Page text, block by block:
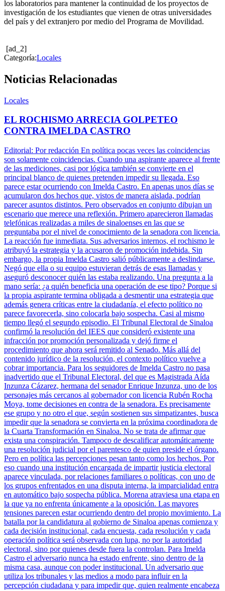
los laboratorios para mantener la continuidad de los proyectos de
investigación de los estudiantes que vienen de otras universidades
del país y del extranjero por medio del Programa de Movilidad.
[ad_2]
Categoría:Locales
Noticias Relacionadas
Locales
EL ROCHISMO ARRECIA GOLPETEO
CONTRA IMELDA CASTRO
Editorial: Por redacción En política pocas veces las coincidencias
son solamente coincidencias. Cuando una aspirante aparece al frente
de las mediciones, casi por lógica también se convierte en el
principal blanco de quienes pretenden impedir su llegada. Eso
parece estar ocurriendo con Imelda Castro. En apenas unos días se
acumularon dos hechos que, vistos de manera aislada, podrían
parecer asuntos distintos. Pero observados en conjunto dibujan un
escenario que merece una reflexión. Primero aparecieron llamadas
telefónicas realizadas a miles de sinaloenses en las que se
preguntaba por el nivel de conocimiento de la senadora con licencia.
La reacción fue inmediata. Sus adversarios internos, el rochismo le
atribuyó la estrategia y la acusaron de promoción indebida. Sin
embargo, la propia Imelda Castro salió públicamente a deslindarse.
Negó que ella o su equipo estuvieran detrás de esas llamadas y
aseguró desconocer quién las estaba realizando. Una pregunta a la
mano sería: ¿a quién beneficia una operación de ese tipo? Porque si
la propia aspirante termina obligada a desmentir una estrategia que
además genera críticas entre la ciudadanía, el efecto político no
parece favorecerla, sino colocarla bajo sospecha. Casi al mismo
tiempo llegó el segundo episodio. El Tribunal Electoral de Sinaloa
confirmó la resolución del IEES que consideró existente una
infracción por promoción personalizada y dejó firme el
procedimiento que ahora será remitido al Senado. Más allá del
contenido jurídico de la resolución, el contexto político vuelve a
cobrar importancia. Para los seguidores de Imelda Castro no pasa
inadvertido que el Tribunal Electoral, del que es Magistrada Aída
Inzunza Cázarez, hermana del senador Enrique Inzunza, uno de los
personajes más cercanos al gobernador con licencia Rubén Rocha
Moya, tome decisiones en contra de la senadora. Es precisamente
ese grupo y no otro el que, según sostienen sus simpatizantes, busca
impedir que la senadora se convierta en la próxima coordinadora de
la Cuarta Transformación en Sinaloa. No se trata de afirmar que
exista una conspiración. Tampoco de descalificar automáticamente
una resolución judicial por el parentesco de quien preside el órgano.
Pero en política las percepciones pesan tanto como los hechos. Por
eso cuando una institución encargada de impartir justicia electoral
aparece vinculada, por relaciones familiares o políticas, con uno de
los grupos enfrentados en una disputa interna, la imparcialidad entra
en automático bajo sospecha pública. Morena atraviesa una etapa en
la que ya no enfrenta únicamente a la oposición. Las mayores
tensiones parecen estar ocurriendo dentro del propio movimiento. La
batalla por la candidatura al gobierno de Sinaloa apenas comienza y
cada decisión institucional, cada encuesta, cada resolución y cada
operación política será observada con lupa, no por la autoridad
electoral, sino por quienes desde fuera la controlan. Para Imelda
Castro el adversario nunca ha estado enfrente, sino dentro de la
misma casa, aunque con poder institucional. Un adversario que
utiliza los tribunales y las medios a modo para influir en la
percepción ciudadana y para impedir que, quien realmente encabeza